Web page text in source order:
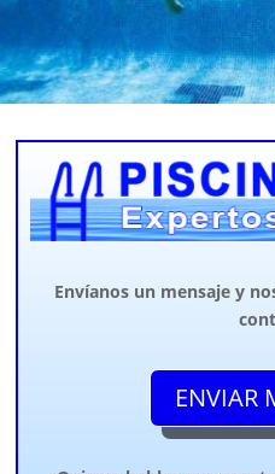
Envíanos un mensaje y
ENVIAR